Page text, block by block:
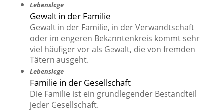
Lebenslage
Gewalt in der Familie
Gewalt in der Familie, in der Verwandtschaft
oder im engeren Bekanntenkreis kommt sehr
viel häufiger vor als Gewalt, die von fremden
Tätern ausgeht.
Lebenslage
Familie in der Gesellschaft
Die Familie ist ein grundlegender Bestandteil
jeder Gesellschaft.